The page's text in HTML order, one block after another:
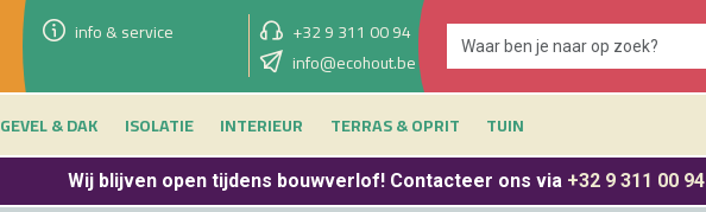
info & service +32 9 311 00 94
showroom vandaag
info@ecohout.be
9u - 12u30 & 13u30 - 17u
GEVEL & DAK ISOLATIE INTERIEUR TERRAS & OPRIT TUIN
Wij blijven open tijdens bouwverlof! Contacteer ons via +32 9 311 00 94